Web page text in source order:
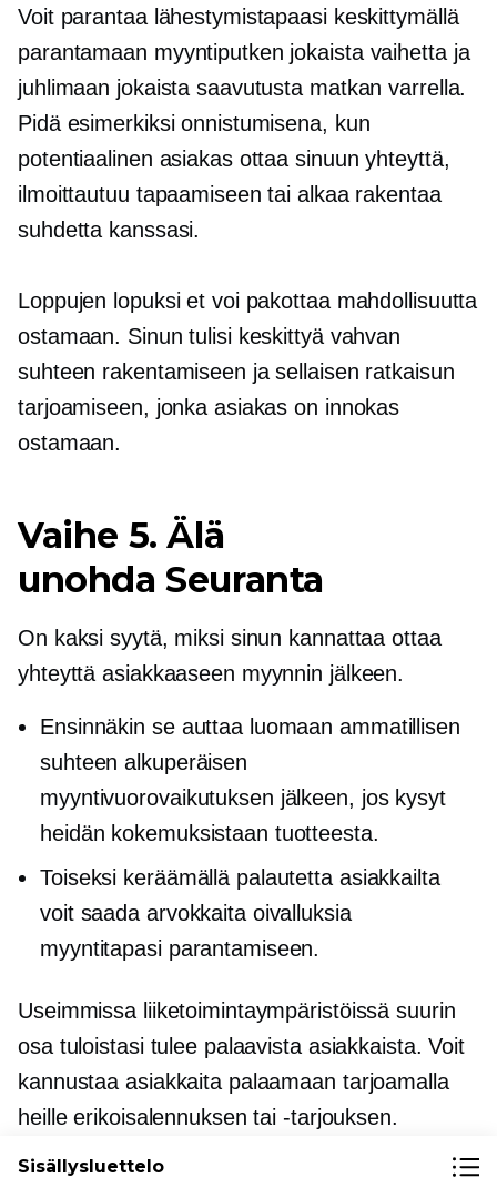
Voit parantaa lähestymistapaasi keskittymällä
parantamaan myyntiputken jokaista vaihetta ja
juhlimaan jokaista saavutusta matkan varrella.
Pidä esimerkiksi onnistumisena, kun
potentiaalinen asiakas ottaa sinuun yhteyttä,
ilmoittautuu tapaamiseen tai alkaa rakentaa
suhdetta kanssasi.
Loppujen lopuksi et voi pakottaa mahdollisuutta
ostamaan. Sinun tulisi keskittyä vahvan
suhteen rakentamiseen ja sellaisen ratkaisun
tarjoamiseen, jonka asiakas on innokas
ostamaan.
Vaihe 5. Älä
unohdaSeuranta
On kaksi syytä, miksi sinun kannattaa ottaa
yhteyttä asiakkaaseen myynnin jälkeen.
Ensinnäkin se auttaa luomaan ammatillisen
suhteen alkuperäisen
myyntivuorovaikutuksen jälkeen, jos kysyt
heidän kokemuksistaan ​​tuotteesta.
Toiseksi keräämällä palautetta asiakkailta
voit saada arvokkaita oivalluksia
myyntitapasi parantamiseen.
Useimmissa liiketoimintaympäristöissä suurin
osa tuloistasi tulee palaavista asiakkaista. Voit
kannustaa asiakkaita palaamaan tarjoamalla
heille erikoisalennuksen tai -tarjouksen.
Sisällysluettelo